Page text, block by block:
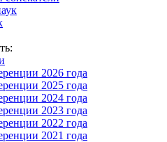
2026 года
2025 года
2024 года
2023 года
2022 года
2021 года